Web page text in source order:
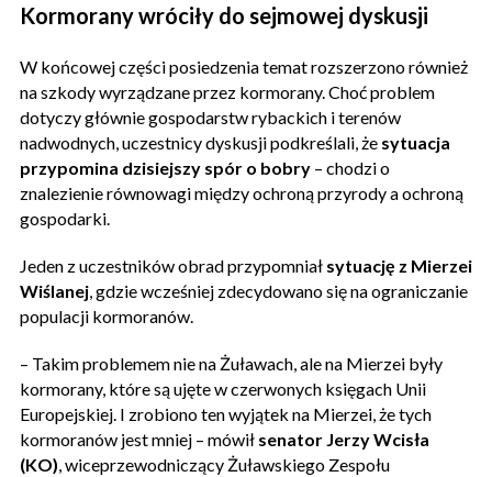
Kormorany wróciły do sejmowej dyskusji
W końcowej części posiedzenia temat rozszerzono również
na szkody wyrządzane przez kormorany. Choć problem
dotyczy głównie gospodarstw rybackich i terenów
nadwodnych, uczestnicy dyskusji podkreślali, że sytuacja
przypomina dzisiejszy spór o bobry – chodzi o
znalezienie równowagi między ochroną przyrody a ochroną
gospodarki.
Jeden z uczestników obrad przypomniał sytuację z Mierzei
Wiślanej , gdzie wcześniej zdecydowano się na ograniczanie
populacji kormoranów.
– Takim problemem nie na Żuławach, ale na Mierzei były
kormorany, które są ujęte w czerwonych księgach Unii
Europejskiej. I zrobiono ten wyjątek na Mierzei, że tych
kormoranów jest mniej – mówił senator Jerzy Wcisła
(KO) , wiceprzewodniczący Żuławskiego Zespołu